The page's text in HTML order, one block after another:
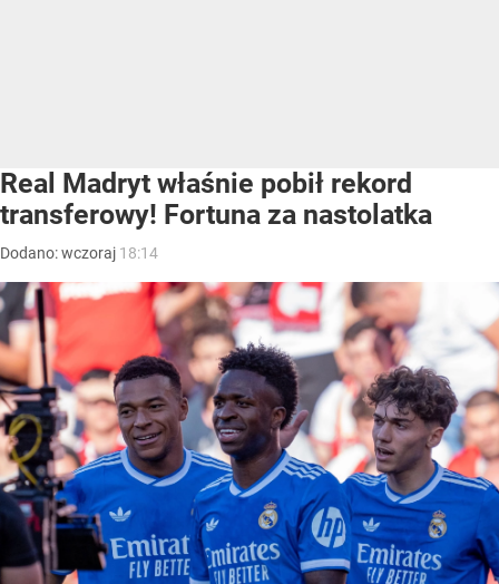
Real Madryt właśnie pobił rekord
transferowy! Fortuna za nastolatka
Dodano:wczoraj 18:14